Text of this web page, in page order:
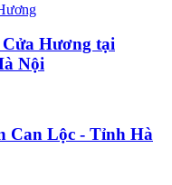
Hương tại
Nội
Can Lộc - Tỉnh Hà